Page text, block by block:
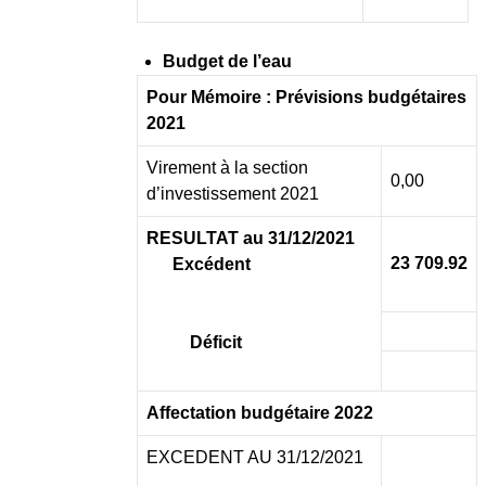
Budget de l’eau
Pour Mémoire : Prévisions budgétaires
2021
Virement à la section
d’investissement 2021
0,00
RESULTAT au 31/12/2021
Excédent
Déficit
23 709.92
Affectation budgétaire 2022
EXCEDENT AU 31/12/2021